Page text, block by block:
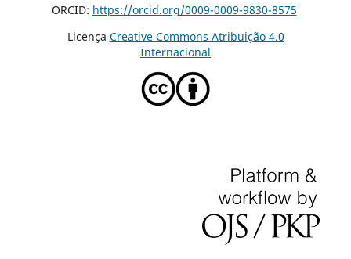
ORCID: https://orcid.org/0009-0009-9830-8575
Licença Creative Commons Atribuição 4.0
Internacional